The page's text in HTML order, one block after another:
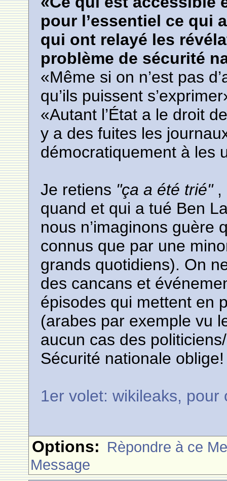
pour l’essentiel ce qui
qui ont relayé les
problème de sécurité
«Même si on n’est pas
qu’ils puissent
«Autant l’État a le droit
y a des fuites les
démocratiquement à les
Je retiens "ça a été trié" ,
quand et qui a tué Ben
nous n’imaginons guère
connus que par une
grands quotidiens). On
des cancans et
épisodes qui mettent en
(arabes par exemple vu
aucun cas des
Sécurité nationale oblige!
1er volet: wikileaks, pour
Options: Rèpondre à ce
Message